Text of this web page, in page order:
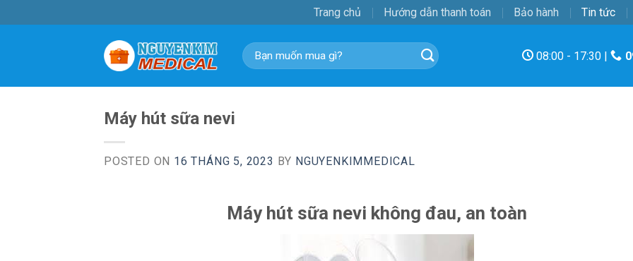
to
Trang chủ Hướng dẫn thanh toán Bảo hành Tin tức
Tìm
kiếm:
08:00 - 17:30 |
Máy hút sữa nevi
POSTED ON 16 THÁNG 5, 2023 BY NGUYENKIMMEDICAL
Máy hút sữa nevi không đau, an toàn